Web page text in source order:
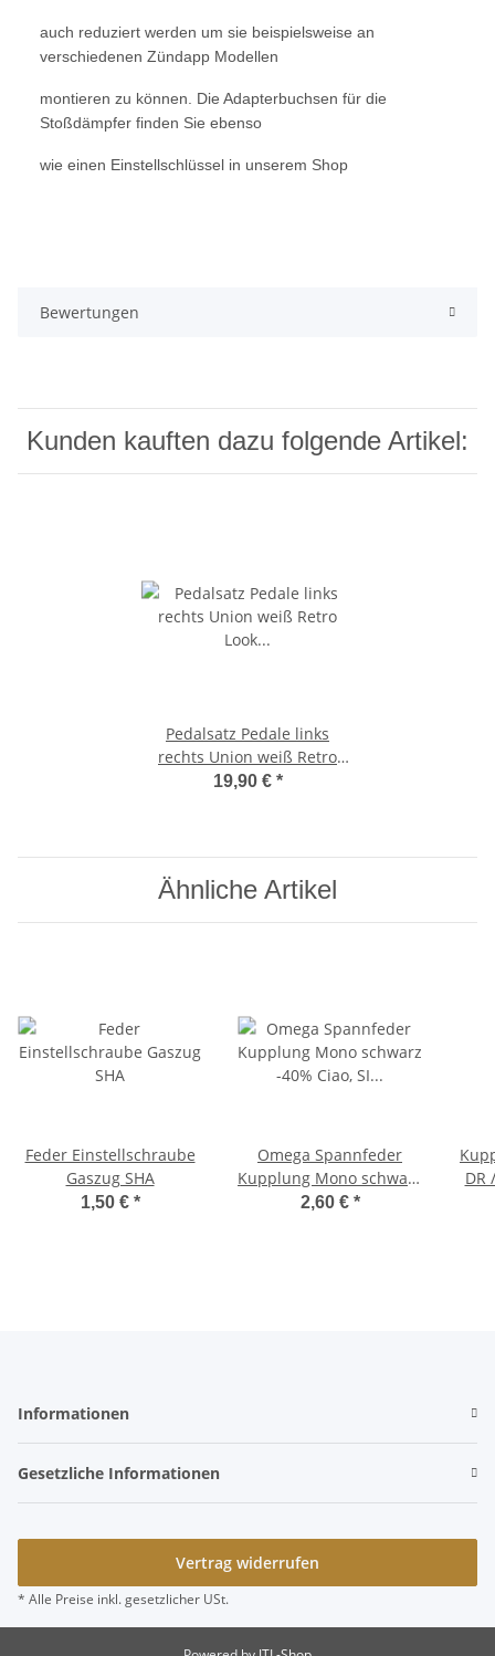
auch reduziert werden um sie beispielsweise an
verschiedenen Zündapp Modellen
montieren zu können. Die Adapterbuchsen für die
Stoßdämpfer finden Sie ebenso
wie einen Einstellschlüssel in unserem Shop
Bewertungen
Kunden kauften dazu folgende Artikel:
Pedalsatz Pedale links
rechts Union weiß Retro
Look Mofa Moped
19,90 € *
Ähnliche Artikel
Feder Einstellschraube
Gaszug SHA
1,50 € *
Omega Spannfeder
Kupplung Mono schwarz
-40% Ciao, SI
2,60 € *
DR
Informationen
Gesetzliche Informationen
Vertrag widerrufen
* Alle Preise inkl. gesetzlicher USt.